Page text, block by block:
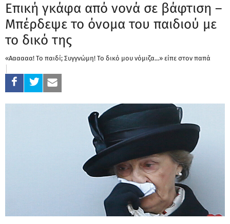
Επική γκάφα από νονά σε βάφτιση –
Μπέρδεψε το όνομα του παιδιού με
το δικό της
«Αααααα! Το παιδί; Συγγνώμη! Το δικό μου νόμιζα...» είπε στον παπά